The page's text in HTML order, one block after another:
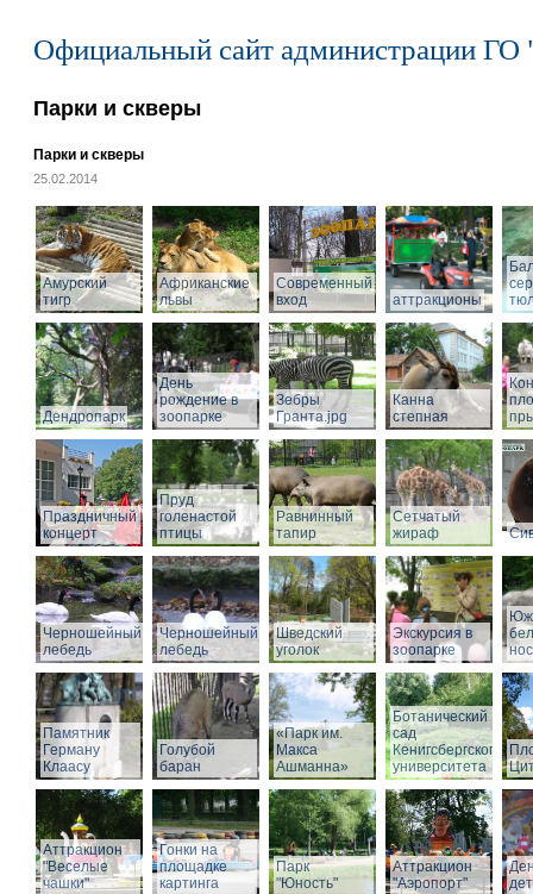
Официальный сайт администрации ГО
Парки и скверы
Парки и скверы
25.02.2014
Амурский
тигр
Африканские
львы
Современный
вход
аттракционы
Дендропарк
День
рождение в
зоопарке
Зебры
Гранта.jpg
Канна
степная
Праздничный
концерт
Пруд
голенастой
птицы
Равнинный
тапир
Сетчатый
жираф
Черношейный
лебедь
Черношейный
лебедь
Шведский
уголок
Экскурсия в
зоопарке
Памятник
Герману
Клаасу
Голубой
баран
«Парк им.
Макса
Ашманна»
Ботанический
сад
Кенигсбергского
университета
Аттракцион
"Веселые
чашки"
Гонки на
площадке
картинга
Парк
"Юность"
Аттракцион
"Аэропорт"